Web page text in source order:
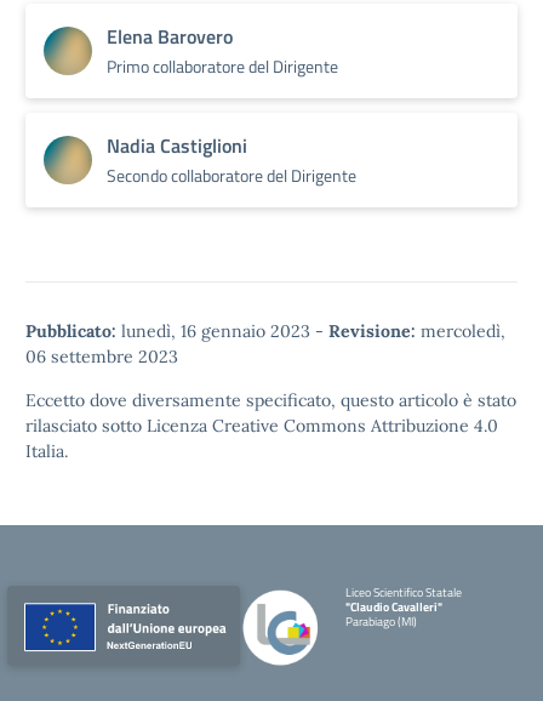
Elena Barovero
Primo collaboratore del Dirigente
Nadia Castiglioni
Secondo collaboratore del Dirigente
Pubblicato: lunedì, 16 gennaio 2023 - Revisione: mercoledì,
06 settembre 2023
Eccetto dove diversamente specificato, questo articolo è stato
rilasciato sotto Licenza Creative Commons Attribuzione 4.0
Italia.
Liceo Scientifico Statale
"Claudio Cavalleri"
Parabiago (MI)